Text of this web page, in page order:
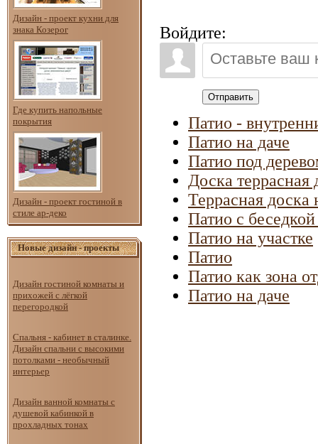
Дизайн - проект кухни для
знака Козерог
Где купить напольные
покрытия
Дизайн - проект гостиной в
стиле ар-деко
Новые дизайн - проекты
Дизайн гостиной комнаты и
прихожей с лёгкой
перегородкой
Спальня - кабинет в сталинке.
Дизайн спальни с высокими
потолками - необычный
интерьер
Дизайн ванной комнаты с
душевой кабинкой в
прохладных тонах
Войдите:
Отправить
Патио -
Патио на даче
Патио под
Доска
Террасная доска
Патио с
Патио на участке
Патио
Патио как зона
Патио на даче